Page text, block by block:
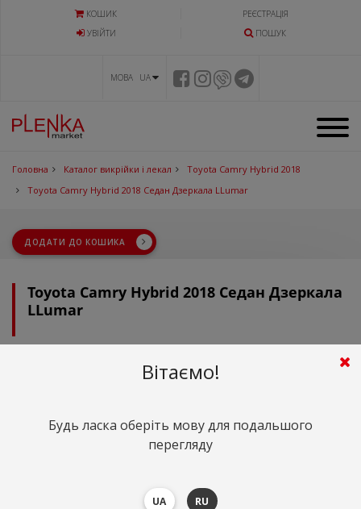
КОШИК
РЕЄСТРАЦІЯ
УВIЙТИ
ПОШУК
МОВА UA
Головна Каталог викрійки і лекал
Toyota Camry Hybrid 2018
Toyota Camry Hybrid 2018 Седан Дзеркала LLumar
ДОДАТИ ДО КОШИКА
Toyota Camry Hybrid 2018 Седан Дзеркала
LLumar
грн.
Вітаємо!
Будь ласка оберіть мову для подальшого
перегляду
UA RU